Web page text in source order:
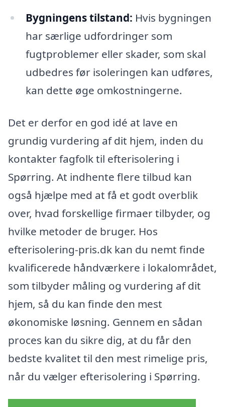
Bygningens tilstand: Hvis bygningen
har særlige udfordringer som
fugtproblemer eller skader, som skal
udbedres før isoleringen kan udføres,
kan dette øge omkostningerne.
Det er derfor en god idé at lave en
grundig vurdering af dit hjem, inden du
kontakter fagfolk til efterisolering i
Spørring. At indhente flere tilbud kan
også hjælpe med at få et godt overblik
over, hvad forskellige firmaer tilbyder, og
hvilke metoder de bruger. Hos
efterisolering-pris.dk kan du nemt finde
kvalificerede håndværkere i lokalområdet,
som tilbyder måling og vurdering af dit
hjem, så du kan finde den mest
økonomiske løsning. Gennem en sådan
proces kan du sikre dig, at du får den
bedste kvalitet til den mest rimelige pris,
når du vælger efterisolering i Spørring.